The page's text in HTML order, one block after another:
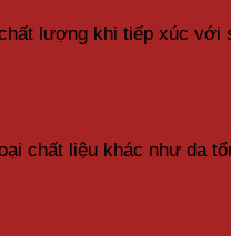
lượng khi tiếp xúc
chất liệu khác như da